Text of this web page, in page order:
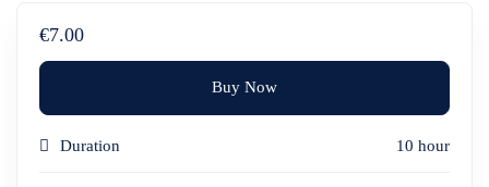
€7.00
Buy Now
Duration 10 hour